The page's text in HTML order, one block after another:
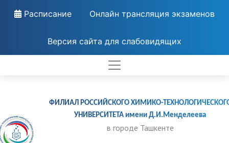
Расписание Онлайн трансляция экзаменов
Версия сайта для слабовидящих
ФИЛИАЛ РОССИЙСКОГО ХИМИКО-
УНИВЕРСИТЕТА имени Д.И.Менделеева
в городе Ташкенте